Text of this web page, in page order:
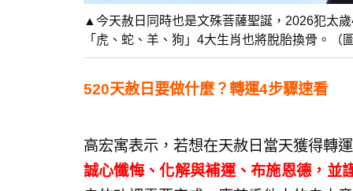
▲今天赦日同時也是文殊菩薩聖誕，2026犯太
「虎、蛇、羊、狗」4大生肖也將脫胎換骨。（
520天赦日要做什麼？轉運4步驟速看
高宏寓表示，若想在天赦日當天獲得轉
誠心懺悔、化解與補運、布施恩德，並